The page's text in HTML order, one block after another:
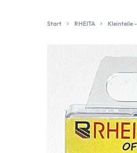
Start RHEITA Kleinteile